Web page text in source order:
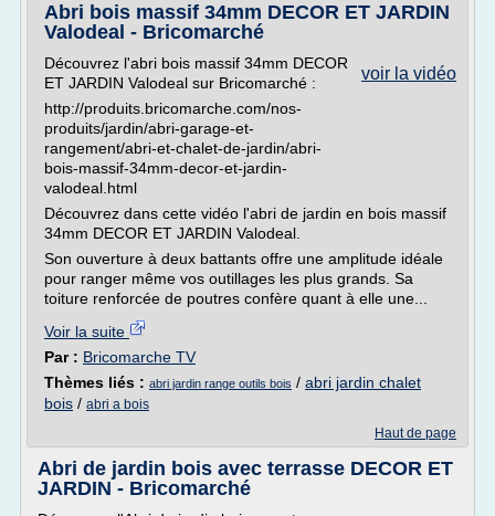
Abri bois massif 34mm DECOR ET JARDIN
Valodeal - Bricomarché
voir la vidéo
Découvrez l'abri bois massif 34mm DECOR
ET JARDIN Valodeal sur Bricomarché :
http://produits.bricomarche.com/nos-
produits/jardin/abri-garage-et-
rangement/abri-et-chalet-de-jardin/abri-
bois-massif-34mm-decor-et-jardin-
valodeal.html
Découvrez dans cette vidéo l'abri de jardin en bois massif
34mm DECOR ET JARDIN Valodeal.
Son ouverture à deux battants offre une amplitude idéale
pour ranger même vos outillages les plus grands. Sa
toiture renforcée de poutres confère quant à elle une...
Voir la suite
Par : Bricomarche TV
Thèmes liés : abri jardin range outils bois / abri jardin chalet
bois / abri a bois
Haut de page
Abri de jardin bois avec terrasse DECOR ET
JARDIN - Bricomarché